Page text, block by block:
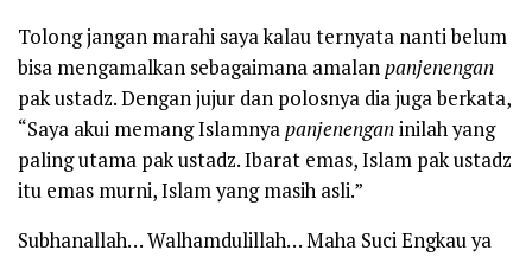
Tolong jangan marahi saya kalau ternyata nanti belum
bisa mengamalkan sebagaimana amalanpanjenengan
pak ustadz. Dengan jujur dan polosnya dia juga berkata,
“Saya akui memang Islamnyapanjenenganinilah yang
paling utama pak ustadz. Ibarat emas, Islam pak ustadz
itu emas murni, Islam yang masih asli.”
Subhanallah… Walhamdulillah… Maha Suci Engkau ya